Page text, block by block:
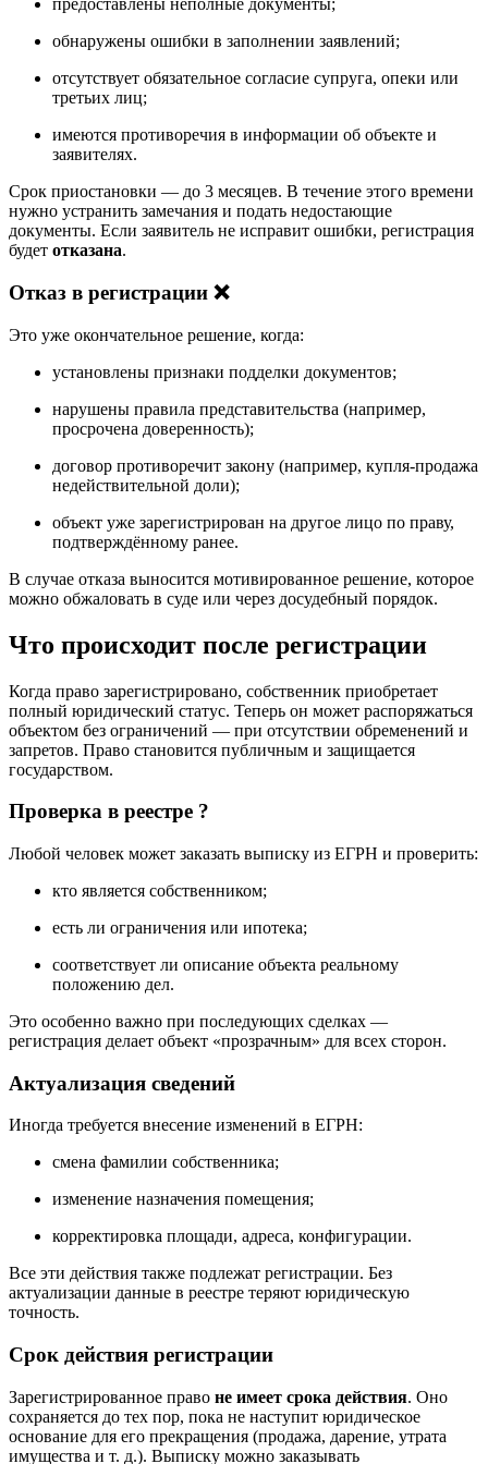
предоставлены неполные документы;
обнаружены ошибки в заполнении заявлений;
отсутствует обязательное согласие супруга, опеки или
третьих лиц;
имеются противоречия в информации об объекте и
заявителях.
Срок приостановки — до 3 месяцев. В течение этого времени
нужно устранить замечания и подать недостающие
документы. Если заявитель не исправит ошибки, регистрация
будет отказана.
Отказ в регистрации ❌
Это уже окончательное решение, когда:
установлены признаки подделки документов;
нарушены правила представительства (например,
просрочена доверенность);
договор противоречит закону (например, купля-продажа
недействительной доли);
объект уже зарегистрирован на другое лицо по праву,
подтверждённому ранее.
В случае отказа выносится мотивированное решение, которое
можно обжаловать в суде или через досудебный порядок.
Что происходит после регистрации
Когда право зарегистрировано, собственник приобретает
полный юридический статус. Теперь он может распоряжаться
объектом без ограничений — при отсутствии обременений и
запретов. Право становится публичным и защищается
государством.
Проверка в реестре ?
Любой человек может заказать выписку из ЕГРН и проверить:
кто является собственником;
есть ли ограничения или ипотека;
соответствует ли описание объекта реальному
положению дел.
Это особенно важно при последующих сделках —
регистрация делает объект «прозрачным» для всех сторон.
Актуализация сведений
Иногда требуется внесение изменений в ЕГРН:
смена фамилии собственника;
изменение назначения помещения;
корректировка площади, адреса, конфигурации.
Все эти действия также подлежат регистрации. Без
актуализации данные в реестре теряют юридическую
точность.
Срок действия регистрации
Зарегистрированное право не имеет срока действия. Оно
сохраняется до тех пор, пока не наступит юридическое
основание для его прекращения (продажа, дарение, утрата
имущества и т. д.). Выписку можно заказывать